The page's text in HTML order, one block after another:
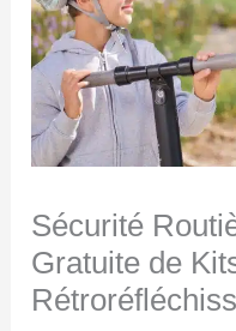
Sécurité
Gratuite de